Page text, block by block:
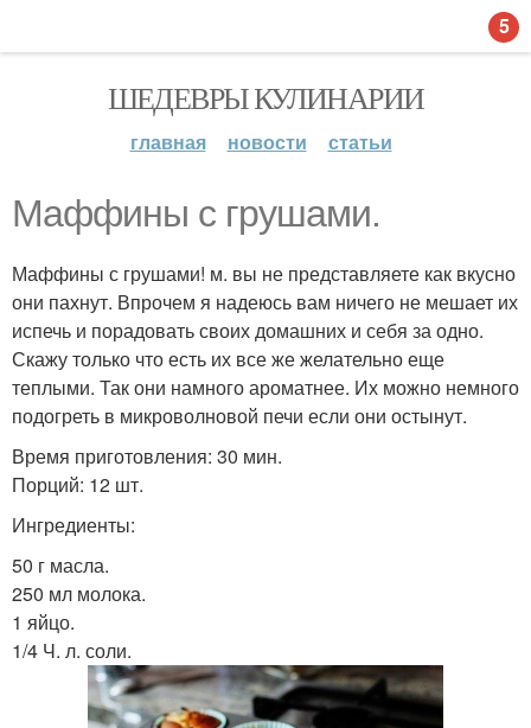
ШЕДЕВРЫ КУЛИНАРИИ
главная новости статьи
Маффины с грушами.
Маффины с грушами! м. вы не представляете как вкусно
они пахнут. Впрочем я надеюсь вам ничего не мешает их
испечь и порадовать своих домашних и себя за одно.
Скажу только что есть их все же желательно еще
теплыми. Так они намного ароматнее. Их можно немного
подогреть в микроволновой печи если они остынут.
Время приготовления: 30 мин.
Порций: 12 шт.
Ингредиенты:
50 г масла.
250 мл молока.
1 яйцо.
1/4 Ч. л. соли.
5